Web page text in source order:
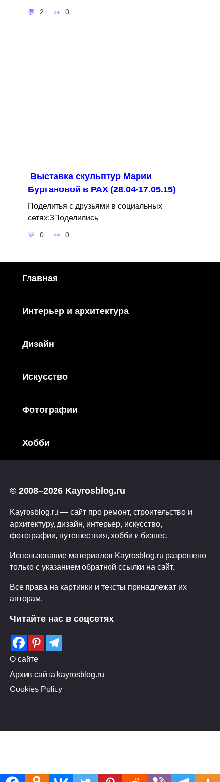
2 0
Выставка скульптур Марии
Бургановой в РАХ (28.04-17.05.15)
Поделитья с друзьями в социальных
сетях:3Поделились
0 0
Главная
Интерьер и архитектура
Дизайн
Искусство
Фотографии
Хобби
© 2008–2026 Kayrosblog.ru
Kayrosblog.ru — сайт про ремонт, строительство и
архитектуру, дизайн, интерьер, искусство,
фотографии, путешествия, хобби и бизнес.
Использование материалов Kayrosblog.ru разрешено
только с указанием обратной ссылки на сайт.
Все права на картинки и тексты принадлежат их
авторам.
Читайте нас в соцсетях
О сайте
Архив сайта kayrosblog.ru
Cookies Policy